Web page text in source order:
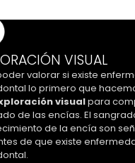
VISUAL
valorar si existe
lo primero que
visualpara
de las encías. El
de la encía son
de que existe
valorar si existe
lo primero que
visualpara
de las encías. El
de la encía son
de que existe